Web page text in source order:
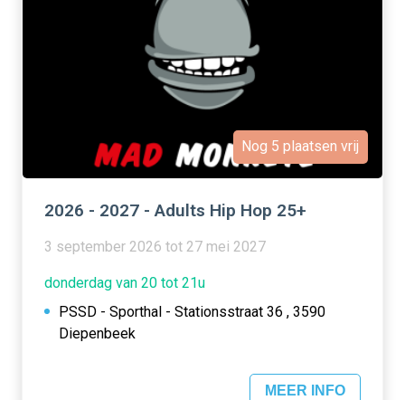
Nog 5 plaatsen vrij
2026 - 2027 - Adults Hip Hop 25+
3 september 2026 tot 27 mei 2027
donderdag van 20 tot 21u
PSSD - Sporthal - Stationsstraat 36 , 3590
Diepenbeek
MEER INFO